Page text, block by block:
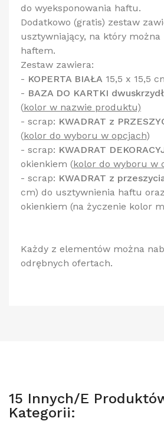
do wyeksponowania haftu.
Dodatkowo (gratis) zestaw
usztywniający, na który
haftem.
Zestaw zawiera:
- KOPERTA BIAŁA 15,5 x 15,5
- BAZA DO KARTKI
(kolor w nazwie produktu)
- scrap: KWADRAT z
(kolor do wyboru w opcjach)
- scrap: KWADRAT
okienkiem (kolor do wyboru w
- scrap: KWADRAT z
cm) do usztywnienia haftu
okienkiem (na życzenie kolor
Każdy z elementów można
odrębnych ofertach.
15 Innych/e
Kategorii: